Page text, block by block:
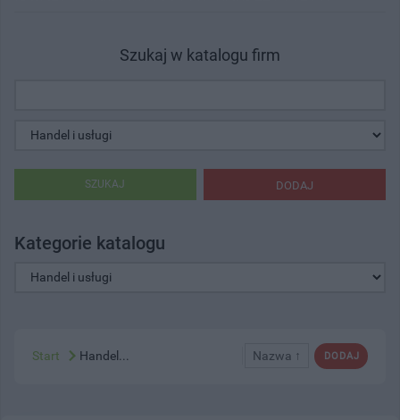
Szukaj w katalogu firm
DODAJ
SZUKAJ
Kategorie katalogu
DODAJ
Nazwa ↑
Start Handel...